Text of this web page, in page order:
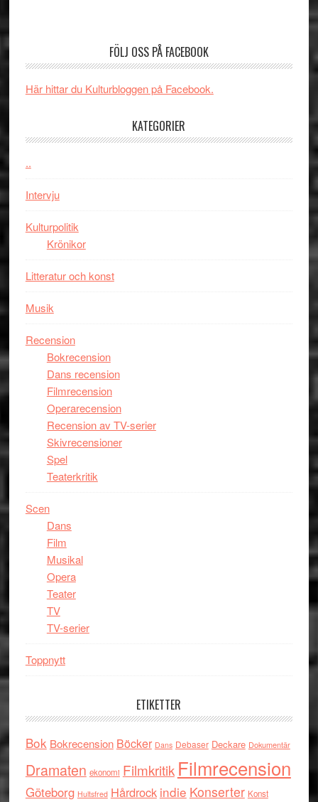
spännande
kan
FÖLJ OSS PÅ FACEBOOK
Här hittar du Kulturbloggen på Facebook.
KATEGORIER
..
Intervju
Kulturpolitik
Krönikor
Litteratur och konst
Musik
Recension
Bokrecension
Dans recension
Filmrecension
Operarecension
Recension av TV-serier
Skivrecensioner
Spel
Teaterkritik
Scen
Dans
Film
Musikal
Opera
Teater
TV
TV-serier
Toppnytt
ETIKETTER
Bok Bokrecension Böcker Dans Debaser Deckare Dokumentär
Dramaten ekonomi Filmkritik Filmrecension
Göteborg Hultsfred Hårdrock indie Konserter Konst